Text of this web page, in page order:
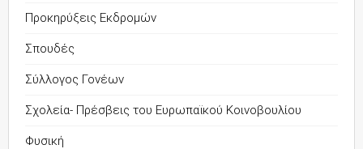
Προκηρύξεις Εκδρομών
Σπουδές
Σύλλογος Γονέων
Σχολεία- Πρέσβεις του Ευρωπαϊκού Κοινοβουλίου
Φυσική